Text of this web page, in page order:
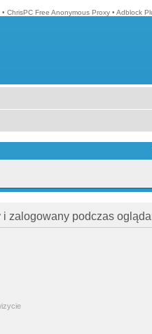
• ChrisPC Free Anonymous Proxy • Adblock
zalogowany podczas